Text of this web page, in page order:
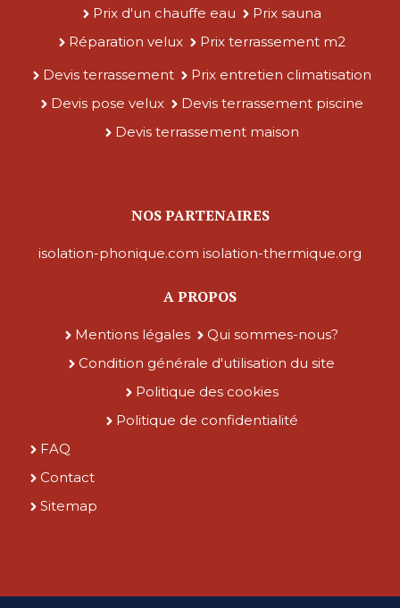
Prix d'un chauffe eau
Prix sauna
Réparation velux
Prix terrassement m2
Devis terrassement
Prix entretien climatisation
Devis pose velux
Devis terrassement piscine
Devis terrassement maison
NOS PARTENAIRES
isolation-phonique.com isolation-thermique.org
A PROPOS
Mentions légales
Qui sommes-nous?
Condition générale d'utilisation du site
Politique des cookies
Politique de confidentialité
FAQ
Contact
Sitemap